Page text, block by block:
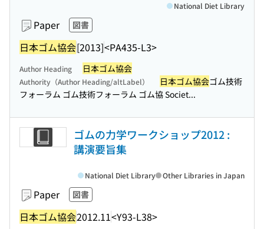
Paper 図書
日本ゴム協会[2013]<PA435-L3>
National Diet Library
Author Heading 日本ゴム協会
Authority（Author Heading/altLabel） 日本ゴム協会ゴム技術
フォーラム ゴム技術フォーラム ゴム協 Societ...
ゴムの力学ワークショップ2012 :
講演要旨集
Paper 図書
日本ゴム協会2012.11<Y93-L38>
National Diet Library Other Libraries in Japan